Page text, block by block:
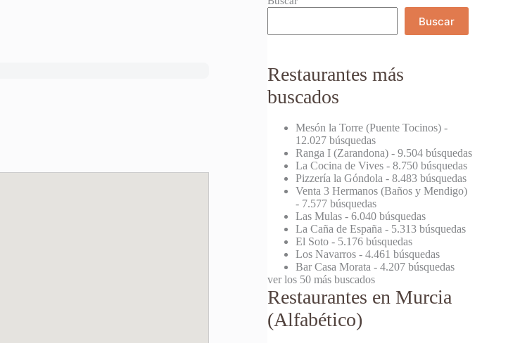
Buscar
Restaurantes más
buscados
Mesón la Torre (Puente Tocinos) -
12.027 búsquedas
Ranga I (Zarandona) - 9.504 búsquedas
La Cocina de Vives - 8.750 búsquedas
Pizzería la Góndola - 8.483 búsquedas
Venta 3 Hermanos (Baños y Mendigo)
- 7.577 búsquedas
Las Mulas - 6.040 búsquedas
La Caña de España - 5.313 búsquedas
El Soto - 5.176 búsquedas
Los Navarros - 4.461 búsquedas
Bar Casa Morata - 4.207 búsquedas
ver los 50 más buscados
Restaurantes en Murcia
(Alfabético)